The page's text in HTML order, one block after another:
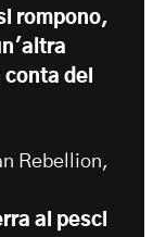
rompono,
dei
Rebellion,
ai pesci